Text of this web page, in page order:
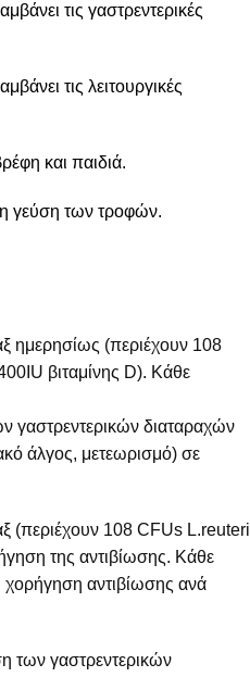
τις γαστρεντερικές
τις λειτουργικές
και παιδιά.
γεύση των τροφών.
ημερησίως (περιέχουν 108
βιταμίνης D). Κάθε
γαστρεντερικών διαταραχών
άλγος, μετεωρισμό) σε
(περιέχουν 108 CFUs L.reuteri
της αντιβίωσης. Κάθε
χορήγηση αντιβίωσης ανά
των γαστρεντερικών